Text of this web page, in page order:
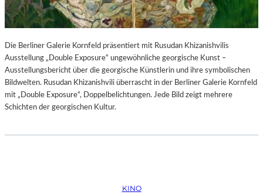
Die Berliner Galerie Kornfeld präsentiert mit Rusudan Khizanishvilis
Ausstellung „Double Exposure“ ungewöhnliche georgische Kunst –
Ausstellungsbericht über die georgische Künstlerin und ihre symbolischen
Bildwelten. Rusudan Khizanishvili überrascht in der Berliner Galerie Kornfeld
mit „Double Exposure“, Doppelbelichtungen. Jede Bild zeigt mehrere
Schichten der georgischen Kultur.
KINO